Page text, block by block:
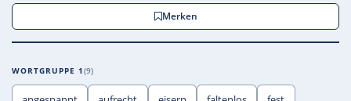
Merken
WORTGRUPPE 1 9